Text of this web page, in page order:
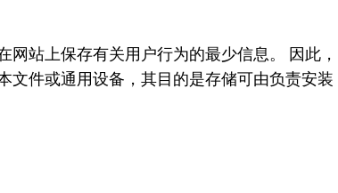
站上保存有关用户行为的最少信息。 因此，
文件或通用设备，其目的是存储可由负责安装